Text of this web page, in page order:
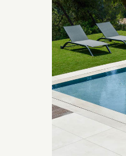
Les piscines en
Brens sont
matériaux et de
options disponibles,